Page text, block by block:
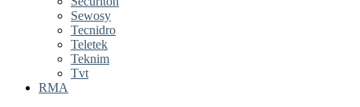
Sewosy
Tecnidro
Teletek
Teknim
Tvt
RMA